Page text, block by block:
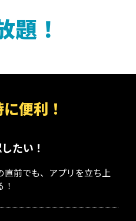
題！
便利！
たい！
直前でも、アプリを立ち上